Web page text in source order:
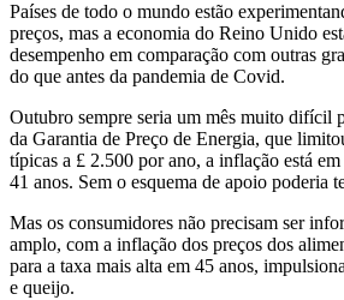
Países de todo o mundo estão
preços, mas a economia do Reino Unido
desempenho em comparação com outras
do que antes da pandemia de Covid.
Outubro sempre seria um mês muito difícil
da Garantia de Preço de Energia, que
típicas a £ 2.500 por ano, a inflação está
41 anos. Sem o esquema de apoio poderia
Mas os consumidores não precisam ser
amplo, com a inflação dos preços dos
para a taxa mais alta em 45 anos,
e queijo.